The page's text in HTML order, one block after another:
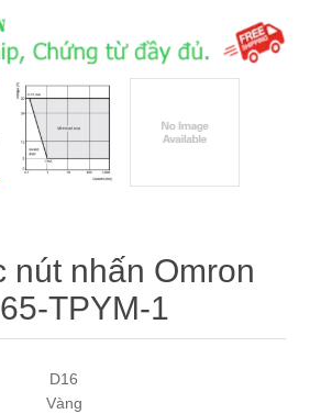
nút nhấn Omron
TPYM-1
D16
Vàng